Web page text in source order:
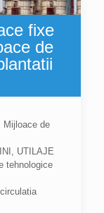
fixe
de
Mijloace de
UTILAJE
tehnologice